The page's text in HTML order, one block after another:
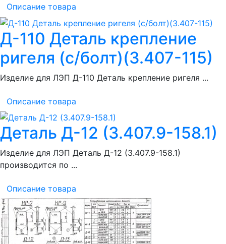
Описание товара
Д-110 Деталь крепление
ригеля (с/болт)(3.407-115)
Изделие для ЛЭП Д-110 Деталь крепление ригеля ...
Описание товара
Деталь Д-12 (3.407.9-158.1)
Изделие для ЛЭП Деталь Д-12 (3.407.9-158.1)
производится по ...
Описание товара